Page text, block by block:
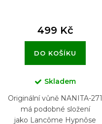
499 Kč
DO KOŠÍKU
Skladem
Originální vůně NANITA-271
má podobné složení
jako Lancôme Hypnôse